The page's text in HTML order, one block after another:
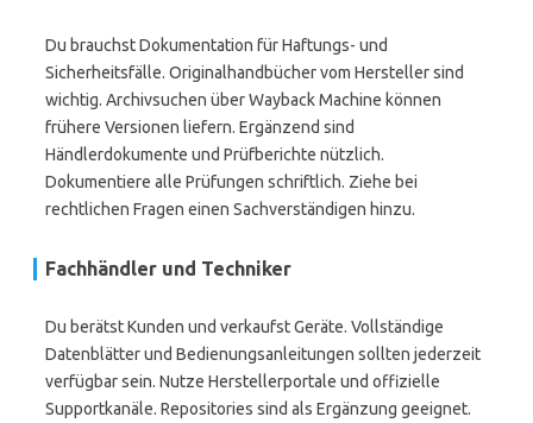
Du brauchst Dokumentation für Haftungs- und
Sicherheitsfälle. Originalhandbücher vom Hersteller sind
wichtig. Archivsuchen über Wayback Machine können
frühere Versionen liefern. Ergänzend sind
Händlerdokumente und Prüfberichte nützlich.
Dokumentiere alle Prüfungen schriftlich. Ziehe bei
rechtlichen Fragen einen Sachverständigen hinzu.
Fachhändler und Techniker
Du berätst Kunden und verkaufst Geräte. Vollständige
Datenblätter und Bedienungsanleitungen sollten jederzeit
verfügbar sein. Nutze Herstellerportale und offizielle
Supportkanäle. Repositories sind als Ergänzung geeignet.